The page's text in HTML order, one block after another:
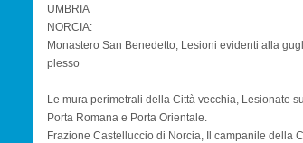
UMBRIA
NORCIA:
Monastero San Benedetto, Lesioni evidenti alla
plesso
Le mura perimetrali della Città vecchia, Lesionate
Porta Romana e Porta Orientale.
Frazione Castelluccio di Norcia, Il campanile della